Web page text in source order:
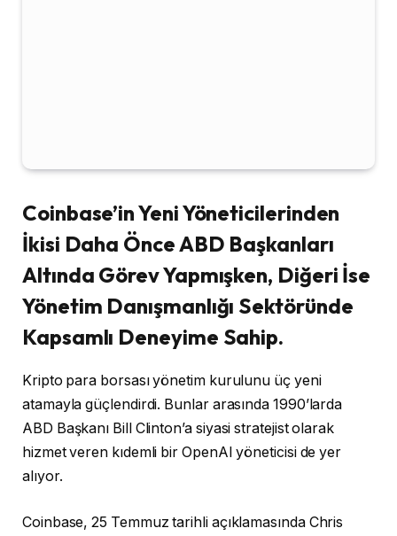
Coinbase’in Yeni Yöneticilerinden
İkisi Daha Önce ABD Başkanları
Altında Görev Yapmışken, Diğeri İse
Yönetim Danışmanlığı Sektöründe
Kapsamlı Deneyime Sahip.
Kripto para borsası yönetim kurulunu üç yeni
atamayla güçlendirdi. Bunlar arasında 1990’larda
ABD Başkanı Bill Clinton’a siyasi stratejist olarak
hizmet veren kıdemli bir OpenAI yöneticisi de yer
alıyor.
Coinbase, 25 Temmuz tarihli açıklamasında Chris